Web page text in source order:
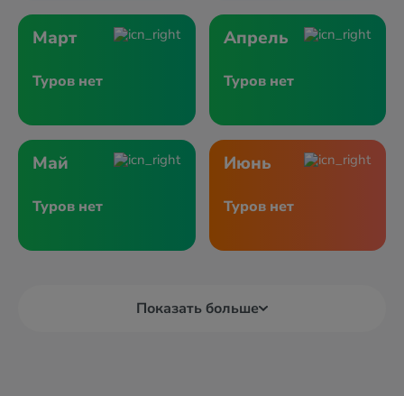
Март
Туров нет
Апрель
Туров нет
Май
Туров нет
Июнь
Туров нет
Показать больше